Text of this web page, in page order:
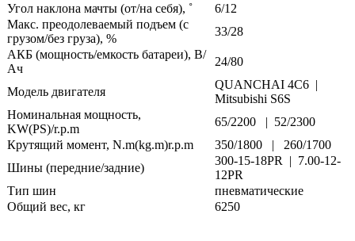
Угол наклона мачты (от/на себя), ˚
6/12
Макс. преодолеваемый подъем (с
грузом/без груза), %
33/28
АКБ (мощность/емкость батареи), В/
Ач
24/80
Модель двигателя
QUANCHAI 4C6 |
Mitsubishi S6S
Номинальная мощность,
KW(PS)/r.p.m
65/2200 | 52/2300
Крутящий момент, N.m(kg.m)r.p.m
350/1800 | 260/1700
Шины (передние/задние)
300-15-18PR | 7.00-12-
12PR
Тип шин
пневматические
Общий вес, кг
6250